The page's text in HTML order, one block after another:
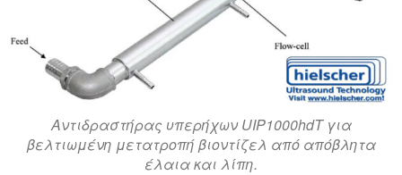
Αντιδραστήρας υπερήχων UIP1000hdT για
βελτιωμένη μετατροπή βιοντίζελ από απόβλητα
έλαια και λίπη.